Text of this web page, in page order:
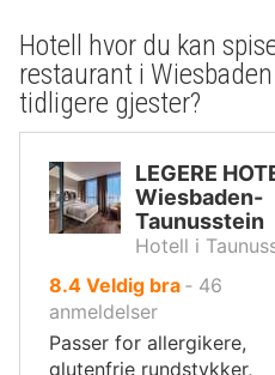
Hotell hvor du kan
restaurant i
tidligere gjester?
LEGERE
Wiesbaden-
Taunusstein
Hotell i
8.4av
10,
Veldig bra ‐ 46
anmeldelser
Passer for allergikere,
glutenfrie rundstykker,